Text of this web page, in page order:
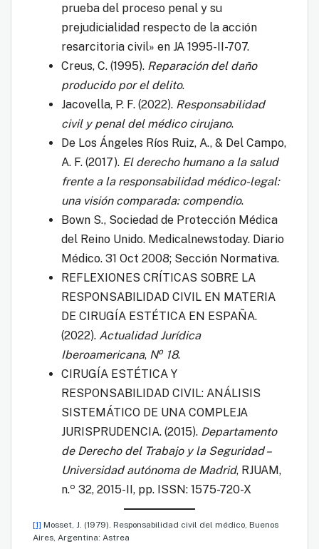
prueba del proceso penal y su
prejudicialidad respecto de la acción
resarcitoria civil» en JA 1995-II-707.
Creus, C. (1995). Reparación del daño
producido por el delito.
Jacovella, P. F. (2022). Responsabilidad
civil y penal del médico cirujano.
De Los Ángeles Ríos Ruiz, A., & Del Campo,
A. F. (2017). El derecho humano a la salud
frente a la responsabilidad médico-legal:
una visión comparada: compendio.
Bown S., Sociedad de Protección Médica
del Reino Unido. Medicalnewstoday. Diario
Médico. 31 Oct 2008; Sección Normativa.
REFLEXIONES CRÍTICAS SOBRE LA
RESPONSABILIDAD CIVIL EN MATERIA
DE CIRUGÍA ESTÉTICA EN ESPAÑA.
(2022). Actualidad Jurídica
Iberoamericana, No18.
CIRUGÍA ESTÉTICA Y
RESPONSABILIDAD CIVIL: ANÁLISIS
SISTEMÁTICO DE UNA COMPLEJA
JURISPRUDENCIA. (2015). Departamento
de Derecho del Trabajo y la Seguridad –
Universidad autónoma de Madrid, RJUAM,
n.o 32, 2015-II, pp. ISSN: 1575-720-X
[1] Mosset, J. (1979). Responsabilidad civil del médico, Buenos
Aires, Argentina: Astrea